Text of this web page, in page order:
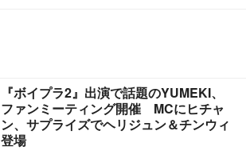
『ボイプラ2』出演で話題のYUMEKI、
ファンミーティング開催 MCにヒチャ
ン、サプライズでヘリジュン＆チンウィ
登場